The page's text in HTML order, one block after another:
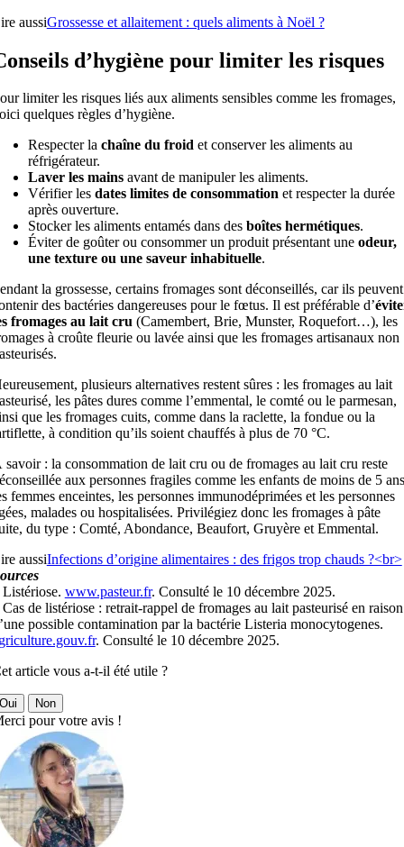
aussiGrossesse et allaitement : quels aliments à Noël ?
d’hygiène pour limiter les risques
limiter les risques liés aux aliments sensibles comme les fromages,
quelques règles d’hygiène.
Respecter la chaîne du froidet conserver les aliments au
réfrigérateur.
Laver les mainsavant de manipuler les aliments.
Vérifier les dates limites de consommationet respecter la durée
après ouverture.
Stocker les aliments entamés dans des boîtes hermétiques.
Éviter de goûter ou consommer un produit présentant une odeur,
une texture ou une saveur inhabituelle.
la grossesse, certains fromages sont déconseillés, car ils peuvent
des bactéries dangereuses pour le fœtus. Il est préférable d’
fromages au lait cru (Camembert, Brie, Munster, Roquefort…), les
à croûte fleurie ou lavée ainsi que les fromages artisanaux non
plusieurs alternatives restent sûres : les fromages au lait
les pâtes dures comme l’emmental, le comté ou le parmesan,
que les fromages cuits, comme dans la raclette, la fondue ou la
à condition qu’ils soient chauffés à plus de 70 °C.
savoir : la consommation de lait cru ou de fromages au lait cru reste
aux personnes fragiles comme les enfants de moins de 5
femmes enceintes, les personnes immunodéprimées et les personnes
malades ou hospitalisées. Privilégiez donc les fromages à pâte
du type : Comté, Abondance, Beaufort, Gruyère et Emmental.
aussiInfections d’origine alimentaires : des frigos trop chauds ?<br>
www.pasteur.fr. Consulté le 10 décembre 2025.
de listériose : retrait-rappel de fromages au lait pasteurisé en raison
possible contamination par la bactérie Listeria monocytogenes.
. Consulté le 10 décembre 2025.
article vous a-t-il été utile ?
Non
pour votre avis !